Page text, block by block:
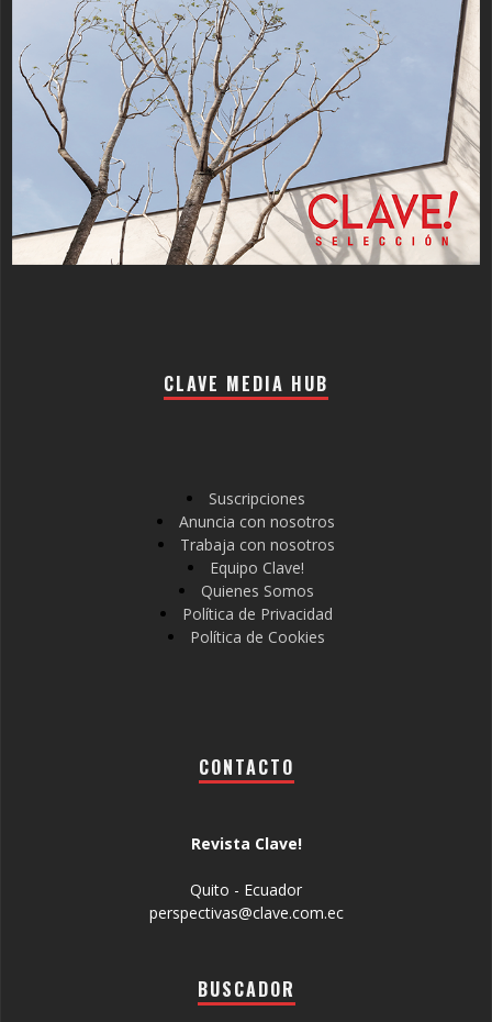
CLAVE MEDIA HUB
Suscripciones
Anuncia con nosotros
Trabaja con nosotros
Equipo Clave!
Quienes Somos
Política de Privacidad
Política de Cookies
CONTACTO
Revista Clave!
Quito - Ecuador
perspectivas@clave.com.ec
BUSCADOR